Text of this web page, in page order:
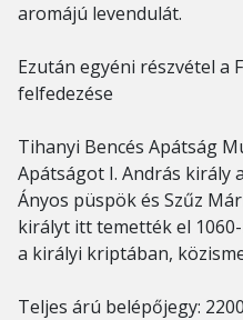
aromájú levendulát.
Ezután egyéni részvétel a
felfedezése
Tihanyi Bencés Apátság
Apátságot I. András király
Ányos püspök és Szűz
királyt itt temették el
a királyi kriptában,
Teljes árú belépőjegy: